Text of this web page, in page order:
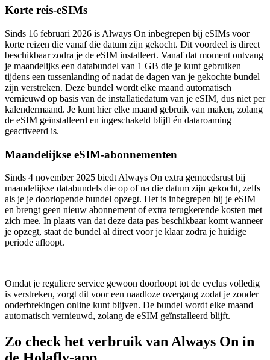
Korte reis-eSIMs
Sinds 16 februari 2026 is Always On inbegrepen bij eSIMs voor
korte reizen die vanaf die datum zijn gekocht. Dit voordeel is direct
beschikbaar zodra je de eSIM installeert. Vanaf dat moment ontvang
je maandelijks een databundel van 1 GB die je kunt gebruiken
tijdens een tussenlanding of nadat de dagen van je gekochte bundel
zijn verstreken. Deze bundel wordt elke maand automatisch
vernieuwd op basis van de installatiedatum van je eSIM, dus niet per
kalendermaand. Je kunt hier elke maand gebruik van maken, zolang
de eSIM geïnstalleerd en ingeschakeld blijft én dataroaming
geactiveerd is.
Maandelijkse eSIM-abonnementen
Sinds 4 november 2025 biedt Always On extra gemoedsrust bij
maandelijkse databundels die op of na die datum zijn gekocht, zelfs
als je je doorlopende bundel opzegt. Het is inbegrepen bij je eSIM
en brengt geen nieuw abonnement of extra terugkerende kosten met
zich mee. In plaats van dat deze data pas beschikbaar komt wanneer
je opzegt, staat de bundel al direct voor je klaar zodra je huidige
periode afloopt.
Omdat je reguliere service gewoon doorloopt tot de cyclus volledig
is verstreken, zorgt dit voor een naadloze overgang zodat je zonder
onderbrekingen online kunt blijven. De bundel wordt elke maand
automatisch vernieuwd, zolang de eSIM geïnstalleerd blijft.
Zo check het verbruik van Always On in